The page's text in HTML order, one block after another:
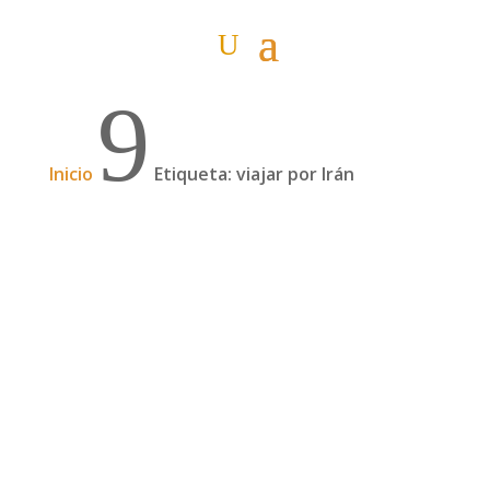
Inicio 9 Etiqueta: viajar por Irán